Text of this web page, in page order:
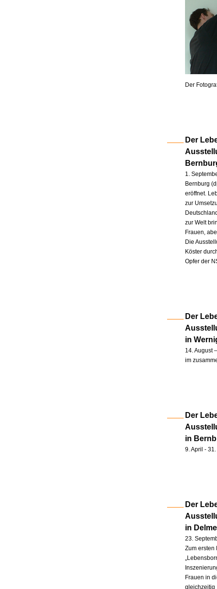
Der
Der
1.
Bernburg
eröffnet.
zur
zur Welt
Frauen,
Die
Köster
Opfer der
Der
in
14. August
im
Der
in
9. April -
Der
in
23.
Zum ersten
Frauen in
gleichzeitig